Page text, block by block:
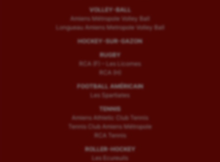
VOLLEY-BALL
Amiens Métropole Volley Ball
Longueau Amiens Metropole Volley Ball
HOCKEY-SUR-GAZON
RUGBY
RCA (F) – Les Licornes
RCA (H)
FOOTBALL AMÉRICAIN
Les Spartiates
TENNIS
Amiens Athletic Club Tennis
Tennis Club Amiens Métropole
RCA Tennis
ROLLER-HOCKEY
Les Ecureuils